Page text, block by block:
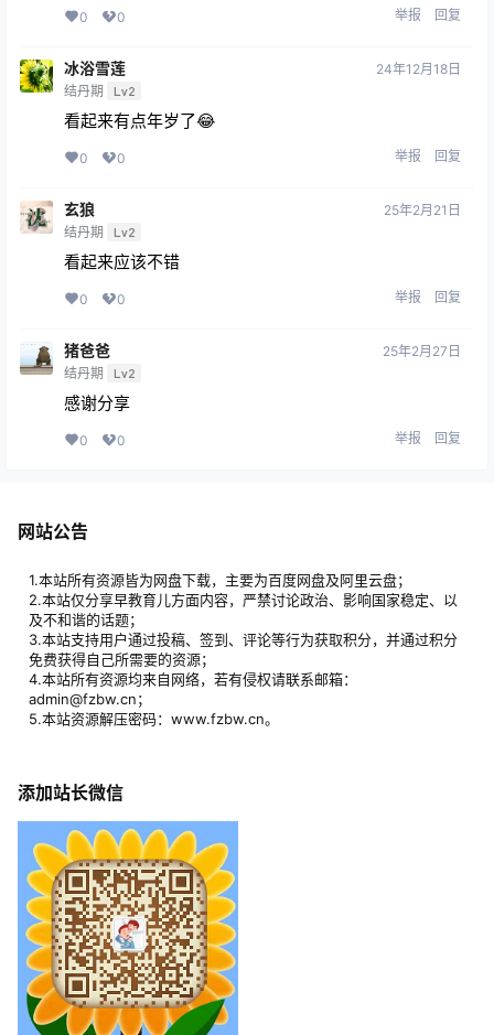
0 0 举报 回复
冰浴雪莲
结丹期 Lv2
24年12月18日
看起来有点年岁了😂
0 0 举报 回复
玄狼
结丹期 Lv2
25年2月21日
看起来应该不错
0 0 举报 回复
猪爸爸
结丹期 Lv2
25年2月27日
感谢分享
0 0 举报 回复
网站公告
1.本站所有资源皆为网盘下载，主要为百度网盘及阿里云盘；
2.本站仅分享早教育儿方面内容，严禁讨论政治、影响国家稳定、以
及不和谐的话题；
3.本站支持用户通过投稿、签到、评论等行为获取积分，并通过积分
免费获得自己所需要的资源；
4.本站所有资源均来自网络，若有侵权请联系邮箱：
admin@fzbw.cn；
5.本站资源解压密码：www.fzbw.cn。
添加站长微信